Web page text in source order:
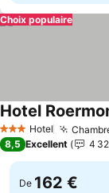
Choix populaire
3 ÉtoilesHotel
Hotel
8,5 Excellent 4
De 162 €